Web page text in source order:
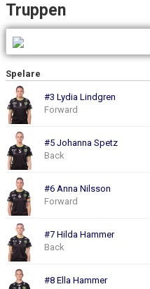
BILDGALLERI
KONTAKT
MATCHER
SVENSKA SUPERLIGAN 25/26
Truppen
Spelare
#3 Lydia Lindgren
Forward
#5 Johanna Spetz
Back
#6 Anna Nilsson
Forward
#7 Hilda Hammer
Back
#8 Ella Hammer